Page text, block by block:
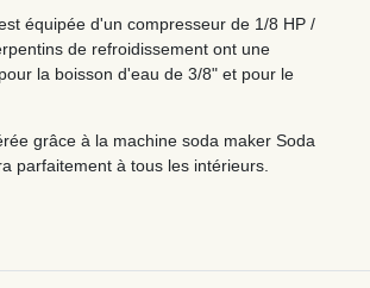
équipée d'un compresseur de 1/8 HP /
de refroidissement ont une
la boisson d'eau de 3/8" et pour le
grâce à la machine soda maker Soda
parfaitement à tous les intérieurs.